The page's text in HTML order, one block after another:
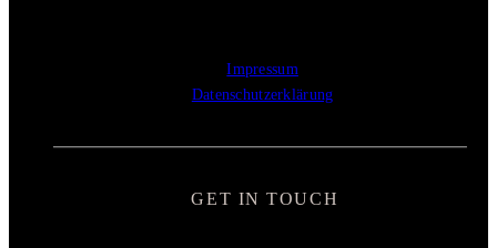
GET IN TOUCH
Impressum
Datenschutzerklärung